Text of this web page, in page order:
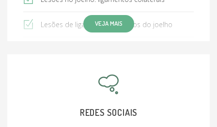
Lesões de ligamentos cruzados do joelho
VEJA MAIS
REDES SOCIAIS